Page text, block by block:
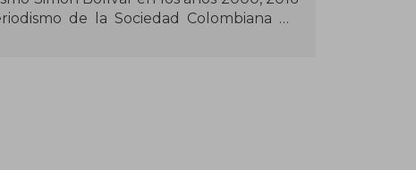
de la Sociedad Colombiana de
enviado especial a decenas de